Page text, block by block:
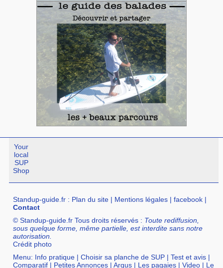
Your
local
SUP
Shop
Standup-guide.fr : Plan du site | Mentions légales |facebook |
Contact
© Standup-guide.fr Tous droits réservés : Toute rediffusion,
sous quelque forme, même partielle, est interdite sans notre
autorisation.
Crédit photo
Menu: Info pratique |Choisir sa planche de SUP |Test et avis |
Comparatif | Petites Annonces |Argus | Les pagaies |Video | Le